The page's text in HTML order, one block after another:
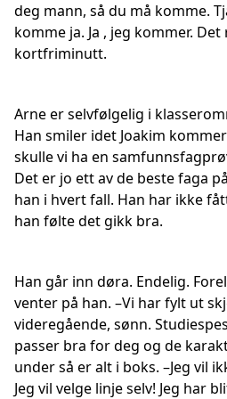
deg mann, så du må komme.
komme ja. Ja , jeg kommer.
kortfriminutt.
Arne er selvfølgelig i
Han smiler idet Joakim
skulle vi ha en
Det er jo ett av de beste faga
han i hvert fall. Han har ikke
han følte det gikk bra.
Han går inn døra. Endelig.
venter på han. –Vi har fylt ut
videregående, sønn.
passer bra for deg og de
under så er alt i boks. –Jeg vil
Jeg vil velge linje selv! Jeg har